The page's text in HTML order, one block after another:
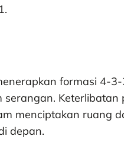
formasi 4-
Keterlibatan
menciptakan ruang
depan.